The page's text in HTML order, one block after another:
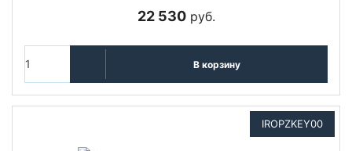
22 530руб.
В корзину
IROPZKEY00